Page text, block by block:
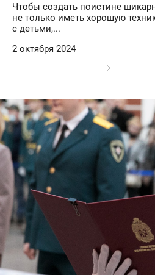
Чтобы создать поистине
не только иметь хорошую
с детьми,...
2 октября 2024